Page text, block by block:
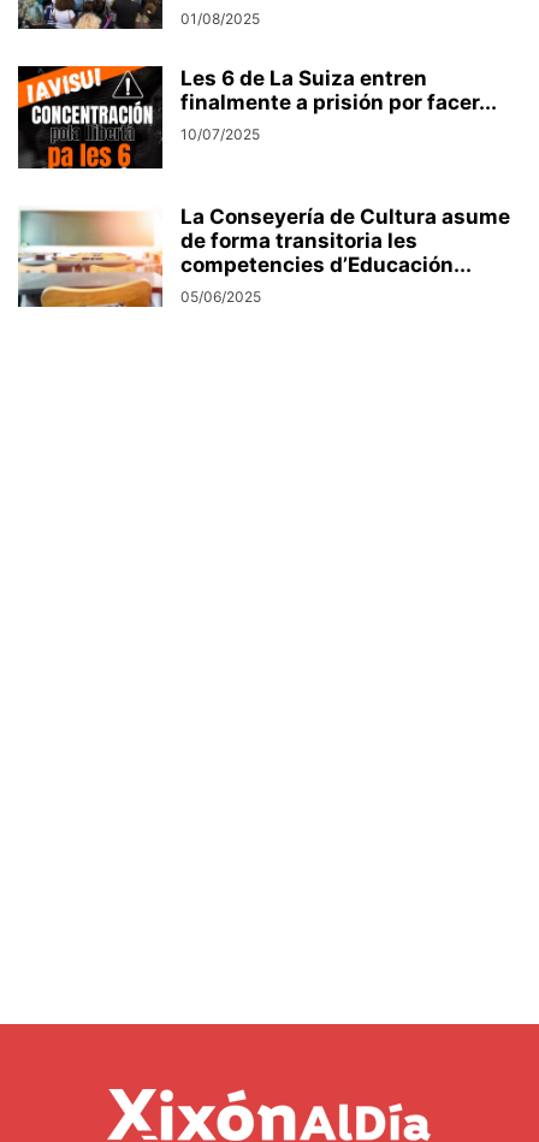
01/08/2025
Les 6 de La Suiza entren
finalmente a prisión por facer...
10/07/2025
La Conseyería de Cultura asume
de forma transitoria les
competencies d’Educación...
05/06/2025